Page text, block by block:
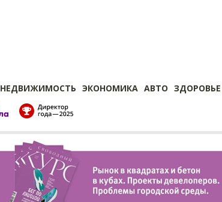
НЕДВИЖИМОСТЬ ЭКОНОМИКА АВТО ЗДОРОВЬЕ